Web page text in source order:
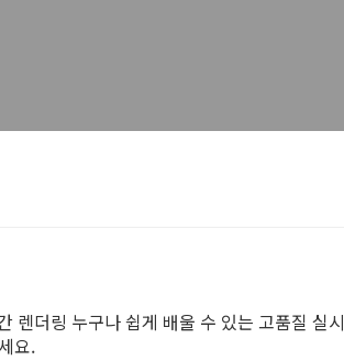
렌더링 누구나 쉽게 배울 수 있는 고품질 실시
요.